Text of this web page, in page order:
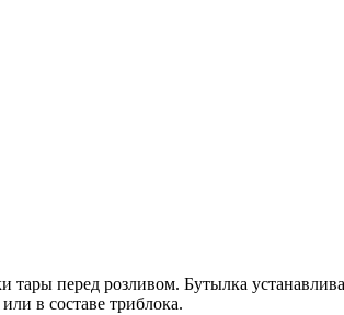
перед розливом. Бутылка
в составе триблока.